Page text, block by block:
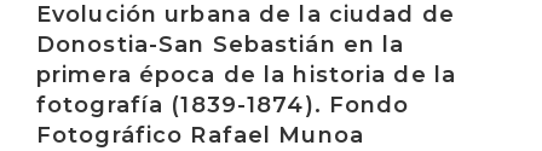
Evolución urbana de la ciudad de
Donostia-San Sebastián en la
primera época de la historia de la
fotografía (1839-1874). Fondo
Fotográfico Rafael Munoa